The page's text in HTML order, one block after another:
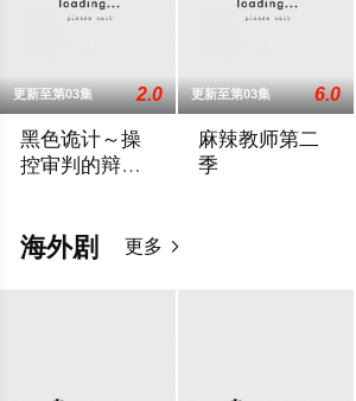
更新至第03集 2.0
黑色诡计～操
控审判的辩护
更新至第03集 6.0
麻辣教师第二
季
海外剧 更多 